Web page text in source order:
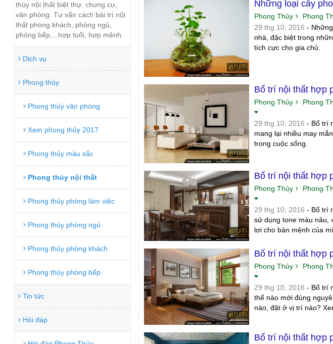
thủy nội thất biệt thự, chung cư,
văn phòng. Tư vấn cách bài trí nội
thất phòng khách, phòng ngủ,
phòng bếp,...hợp tuổi, hợp mệnh.
Dịch vụ
Phong thủy
Phong thủy văn phòng
Xem phong thủy 2017
Phong thủy màu sắc
Phong thủy nội thất
Phong thủy phòng làm việc
Phong thủy phòng ngủ
Phong thủy phòng khách
Phong thủy phòng bếp
Tin tức
Hỏi đáp
Những loại cây
Phong Thủy Phong
29 thg 10, 2016 -
nhà, đặc biệt trong
tích cực cho gia chủ.
Bố trí nội thất hợp
Phong Thủy Phong
29 thg 10, 2016 - Bố trí
mang lại nhiều may
trong cuộc sống.
Bố trí nội thất hợp
Phong Thủy Phong
29 thg 10, 2016 - Bố trí
sử dụng tone màu nâu,
lợi cho bản mệnh của
Bố trí nội thất hợp
Phong Thủy Phong
29 thg 10, 2016 - Bố trí
thế nào mới đúng
nào, đặt ở vị trí nào?
Bố trí nội thất hợp